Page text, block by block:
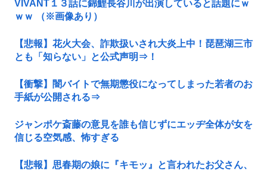
VIVANT１３話に錦鯉長谷川が出演していると話題にｗ
ｗｗ （※画像あり）
【悲報】花火大会、詐欺扱いされ大炎上中！琵琶湖三市
とも「知らない」と公式声明⇒！
【衝撃】闇バイトで無期懲役になってしまった若者のお
手紙が公開される⇒
ジャンポケ斎藤の意見を誰も信じずにエッヂ全体が女を
信じる空気感、怖すぎる
【悲報】思春期の娘に『キモッ』と言われたお父さん、